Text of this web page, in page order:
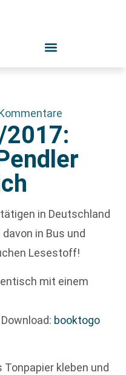
2017:
in Deutschland
in Bus und
Lesestoff!
mit einem
booktogo
kleben und